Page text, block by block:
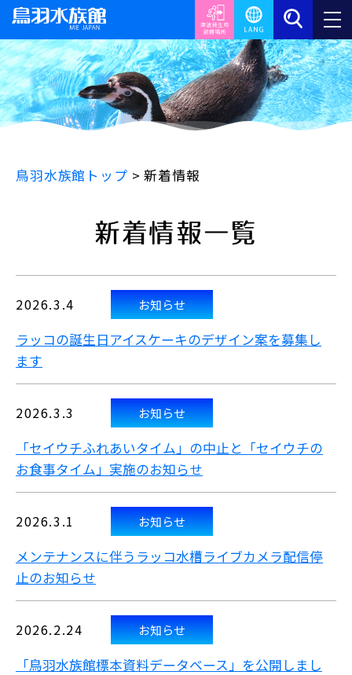
鳥羽水族館トップ >新着情報
新着情報一覧
2026.3.4 お知らせ
ラッコの誕生日アイスケーキのデザイン案を募集し
ます
2026.3.3 お知らせ
「セイウチふれあいタイム」の中止と「セイウチの
お食事タイム」実施のお知らせ
2026.3.1 お知らせ
メンテナンスに伴うラッコ水槽ライブカメラ配信停
止のお知らせ
2026.2.24 お知らせ
「鳥羽水族館標本資料データベース」を公開しまし